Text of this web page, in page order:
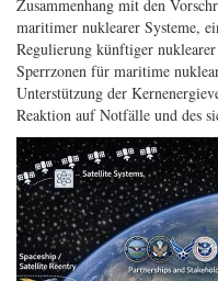
Zusammenhang mit den
maritimer nuklearer Systeme,
Regulierung künftiger
Sperrzonen für maritime
Unterstützung der
Reaktion auf Notfälle und des